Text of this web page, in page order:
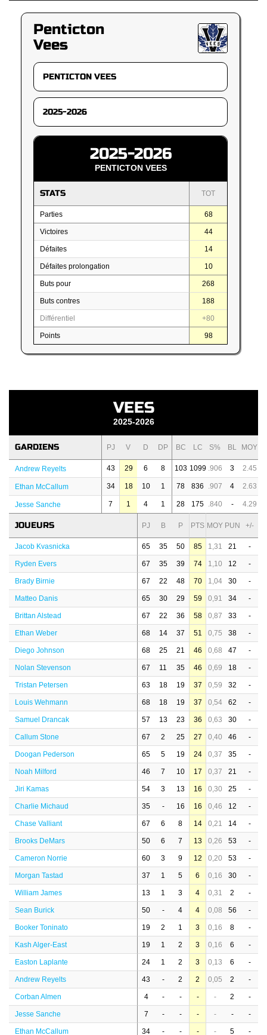
Penticton
Vees
2025-2026
PENTICTON VEES
STATS TOT
Parties 68
Victoires 44
Défaites 14
Défaites prolongation 10
Buts pour 268
Buts contres 188
Différentiel +80
Points 98
VEES
2025-2026
GARDIENS PJ V D DP BC LC S% BL MOY
Andrew Reyelts 43 29 6 8 103 1099 .906 3 2.45
Ethan McCallum 34 18 10 1 78 836 .907 4 2.63
Jesse Sanche 7 1 4 1 28 175 .840 - 4.29
JOUEURS PJ B P PTS MOY PUN +/-
Jacob Kvasnicka 65 35 50 85 1,31 21 -
Ryden Evers 67 35 39 74 1,10 12 -
Brady Birnie 67 22 48 70 1,04 30 -
Matteo Danis 65 30 29 59 0,91 34 -
Brittan Alstead 67 22 36 58 0,87 33 -
Ethan Weber 68 14 37 51 0,75 38 -
Diego Johnson 68 25 21 46 0,68 47 -
Nolan Stevenson 67 11 35 46 0,69 18 -
Tristan Petersen 63 18 19 37 0,59 32 -
Louis Wehmann 68 18 19 37 0,54 62 -
Samuel Drancak 57 13 23 36 0,63 30 -
Callum Stone 67 2 25 27 0,40 46 -
Doogan Pederson 65 5 19 24 0,37 35 -
Noah Milford 46 7 10 17 0,37 21 -
Jiri Kamas 54 3 13 16 0,30 25 -
Charlie Michaud 35 - 16 16 0,46 12 -
Chase Valliant 67 6 8 14 0,21 14 -
Brooks DeMars 50 6 7 13 0,26 53 -
Cameron Norrie 60 3 9 12 0,20 53 -
Morgan Tastad 37 1 5 6 0,16 30 -
William James 13 1 3 4 0,31 2 -
Sean Burick 50 - 4 4 0,08 56 -
Booker Toninato 19 2 1 3 0,16 8 -
Kash Alger-East 19 1 2 3 0,16 6 -
Easton Laplante 24 1 2 3 0,13 6 -
Andrew Reyelts 43 - 2 2 0,05 2 -
Corban Almen 4 - - - - 2 -
Jesse Sanche 7 - - - - - -
Ethan McCallum 34 - - - - 5 -